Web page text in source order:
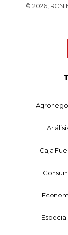
© 2026, RCN
Caja